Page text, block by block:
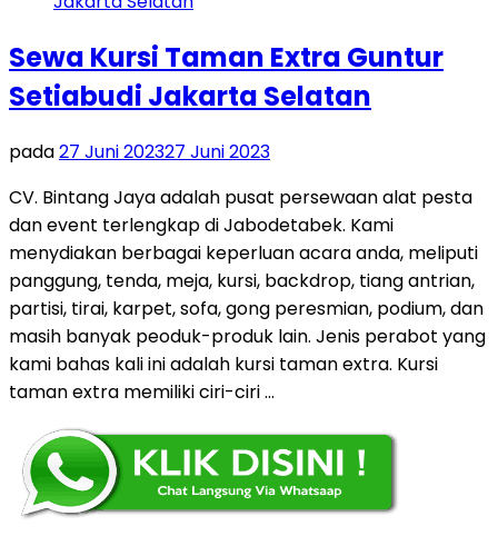
Sewa Kursi Taman Extra Guntur
Setiabudi Jakarta Selatan
pada27 Juni 202327 Juni 2023
CV. Bintang Jaya adalah pusat persewaan alat pesta
dan event terlengkap di Jabodetabek. Kami
menydiakan berbagai keperluan acara anda, meliputi
panggung, tenda, meja, kursi, backdrop, tiang antrian,
partisi, tirai, karpet, sofa, gong peresmian, podium, dan
masih banyak peoduk-produk lain. Jenis perabot yang
kami bahas kali ini adalah kursi taman extra. Kursi
taman extra memiliki ciri-ciri …